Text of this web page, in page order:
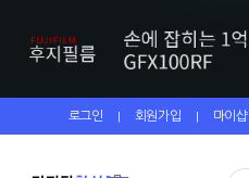
로그인 | 회원가입 | 마이샵